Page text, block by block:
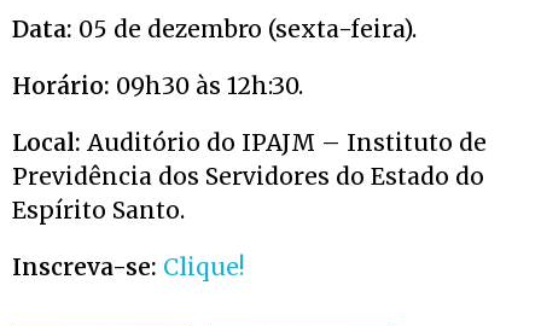
Data: 05 de dezembro (sexta-feira).
Horário: 09h30 às 12h:30.
Local: Auditório do IPAJM – Instituto de
Previdência dos Servidores do Estado do
Espírito Santo.
Inscreva-se: Clique!